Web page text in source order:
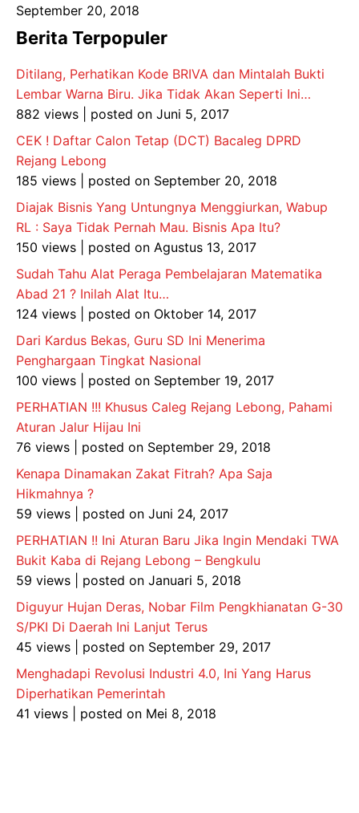
September 20, 2018
Berita Terpopuler
Ditilang, Perhatikan Kode BRIVA dan Mintalah Bukti
Lembar Warna Biru. Jika Tidak Akan Seperti Ini…
882 views
posted on Juni 5, 2017
CEK ! Daftar Calon Tetap (DCT) Bacaleg DPRD
Rejang Lebong
185 views
posted on September 20, 2018
Diajak Bisnis Yang Untungnya Menggiurkan, Wabup
RL : Saya Tidak Pernah Mau. Bisnis Apa Itu?
150 views
posted on Agustus 13, 2017
Sudah Tahu Alat Peraga Pembelajaran Matematika
Abad 21 ? Inilah Alat Itu…
124 views
posted on Oktober 14, 2017
Dari Kardus Bekas, Guru SD Ini Menerima
Penghargaan Tingkat Nasional
100 views
posted on September 19, 2017
PERHATIAN !!! Khusus Caleg Rejang Lebong, Pahami
Aturan Jalur Hijau Ini
76 views
posted on September 29, 2018
Kenapa Dinamakan Zakat Fitrah? Apa Saja
Hikmahnya ?
59 views
posted on Juni 24, 2017
PERHATIAN !! Ini Aturan Baru Jika Ingin Mendaki TWA
Bukit Kaba di Rejang Lebong – Bengkulu
59 views
posted on Januari 5, 2018
Diguyur Hujan Deras, Nobar Film Pengkhianatan G-30
S/PKI Di Daerah Ini Lanjut Terus
45 views
posted on September 29, 2017
Menghadapi Revolusi Industri 4.0, Ini Yang Harus
Diperhatikan Pemerintah
41 views
posted on Mei 8, 2018